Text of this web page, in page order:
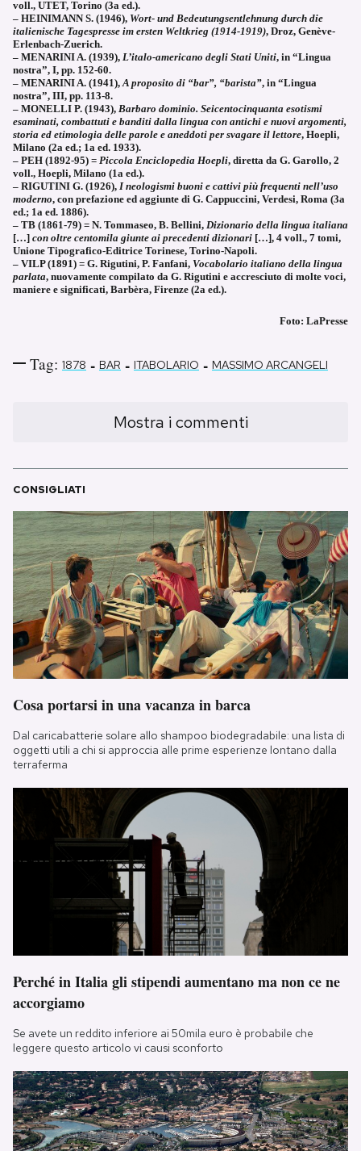
voll., UTET, Torino (3a ed.).
– HEINIMANN S. (1946), Wort- und Bedeutungsentlehnung durch die
italienische Tagespresse im ersten Weltkrieg (1914-1919), Droz, Genève-
Erlenbach-Zuerich.
– MENARINI A. (1939), L’italo-americano degli Stati Uniti, in “Lingua
nostra”, I, pp. 152-60.
– MENARINI A. (1941),A proposito di “bar”, “barista”, in “Lingua
nostra”, III, pp. 113-8.
– MONELLI P. (1943), Barbaro dominio. Seicentocinquanta esotismi
esaminati, combattuti e banditi dalla lingua con antichi e nuovi argomenti,
storia ed etimologia delle parole e aneddoti per svagare il lettore, Hoepli,
Milano (2a ed.; 1a ed. 1933).
– PEH (1892-95) = Piccola Enciclopedia Hoepli, diretta da G. Garollo, 2
voll., Hoepli, Milano (1a ed.).
– RIGUTINI G. (1926), I neologismi buoni e cattivi più frequenti nell’uso
moderno, con prefazione ed aggiunte di G. Cappuccini, Verdesi, Roma (3a
ed.; 1a ed. 1886).
– TB (1861-79) = N. Tommaseo, B. Bellini, Dizionario della lingua italiana
[…] con oltre centomila giunte ai precedenti dizionari […], 4 voll., 7 tomi,
Unione Tipografico-Editrice Torinese, Torino-Napoli.
– VILP (1891) = G. Rigutini, P. Fanfani, Vocabolario italiano della lingua
parlata, nuovamente compilato da G. Rigutini e accresciuto di molte voci,
maniere e significati, Barbèra, Firenze (2a ed.).
Foto: LaPresse
Tag: 1878 - BAR - ITABOLARIO - MASSIMO ARCANGELI
Mostra i commenti
CONSIGLIATI
Cosa portarsi in una vacanza in barca
Dal caricabatterie solare allo shampoo biodegradabile: una lista di
oggetti utili a chi si approccia alle prime esperienze lontano dalla
terraferma
Perché in Italia gli stipendi aumentano ma non ce ne
accorgiamo
Se avete un reddito inferiore ai 50mila euro è probabile che
leggere questo articolo vi causi sconforto